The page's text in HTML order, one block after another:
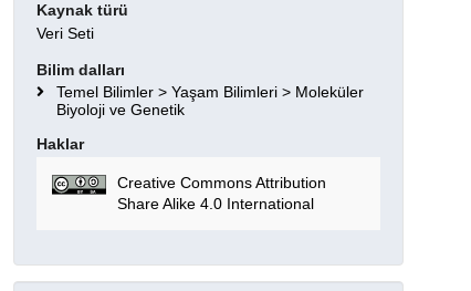
Kaynak türü
Veri Seti
Bilim dalları
Temel Bilimler > Yaşam Bilimleri > Moleküler
Biyoloji ve Genetik
Haklar
Creative Commons Attribution
Share Alike 4.0 International